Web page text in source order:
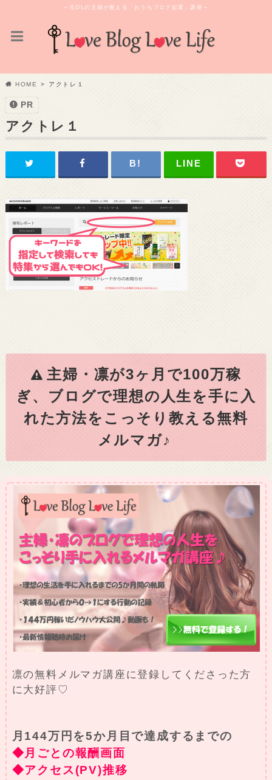
～元OLの主婦が教える「おうちブログ起業」講座～
HOME アクトレ１
PR
アクトレ１
主婦・凛が3ヶ月で100万稼
ぎ、ブログで理想の人生を手に入
れた方法をこっそり教える無料
メルマガ♪
凛の無料メルマガ講座に登録してくださった方
に大好評♡
月144万円を5か月目で達成するまでの
◆月ごとの報酬画面
◆アクセス(PV)推移